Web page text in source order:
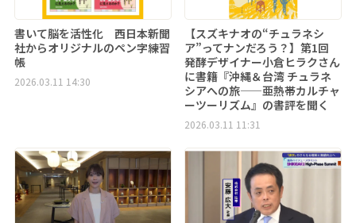
書いて脳を活性化 西日本新聞
社からオリジナルのペン字練習
帳
2026.03.11 14:30
【スズキナオの“チュラネシ
ア”ってナンだろう？】第1回
発酵デザイナー小倉ヒラクさん
に書籍『沖縄＆台湾 チュラネ
シアへの旅——亜熱帯カルチャ
ーツーリズム』の書評を聞く
2026.03.11 11:31